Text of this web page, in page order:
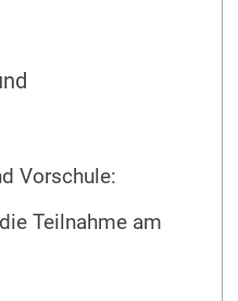
Vorschule:
Teilnahme am